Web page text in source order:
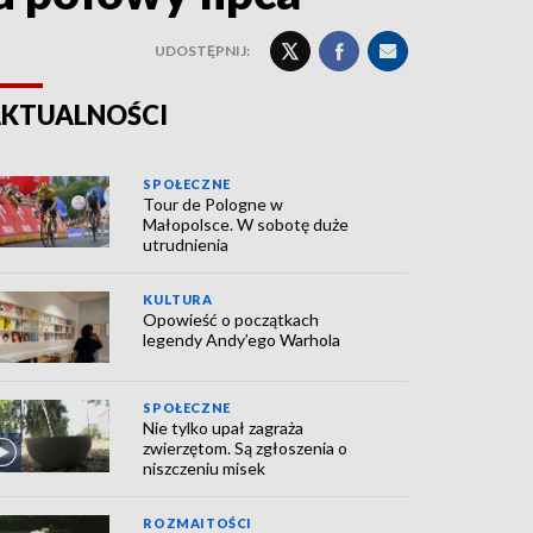
UDOSTĘPNIJ:
SPOŁECZNE
Tour de Pologne w
Małopolsce. W sobotę duże
utrudnienia
KULTURA
Opowieść o początkach
legendy Andy’ego Warhola
SPOŁECZNE
Nie tylko upał zagraża
zwierzętom. Są zgłoszenia o
niszczeniu misek
ROZMAITOŚCI